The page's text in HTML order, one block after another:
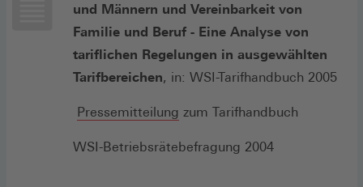
und Männern und Vereinbarkeit von
Familie und Beruf - Eine Analyse von
tariflichen Regelungen in ausgewählten
Tarifbereichen, in: WSI-Tarifhandbuch 2005
Pressemitteilung zum Tarifhandbuch
WSI-Betriebsrätebefragung 2004